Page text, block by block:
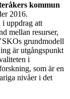
kommun
2016.
uppdrag att
mellan resurser,
grundmodell
är utgångspunkt
i
som är en
nivåer i det